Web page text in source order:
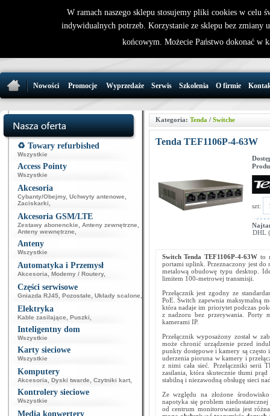
32 721 86
Nowości Promocje Wyprzedaże Serwis Szkolenia O firmie
♻️ Towary refurbished
Wszystkie
Access Pointy
Wszystkie
Akcesoria
Cybanty/Obejmy, Uchwyty antenowe
Zaciskarki
Akcesoria GSM/LTE
Zestawy abonenckie Anteny zewnętrzne
Anteny wewnętrzne
Anteny
Wszystkie
Automatyka i Przemysł
Akcesoria Modemy / Routery,
Części serwisowe
Gniazda RJ45 Pozostałe Układy scalone
Elektryka
Kable zasilające Puszki
Inteligentny dom
Wszystkie
Karty sieciowe
Wszystkie
Komputery
Akcesoria Dyski twarde Czytniki kart
Kontrolery sieciowe
Wszystkie
Media konwertery
Kategoria: Tenda / Switche
Tenda TEF1106P-4-63W
szt:
DHL
Switch TendaTEF1106P-4-63Wto
portami uplink. Przeznaczony jest
metalową obudowę typu desktop.
limitem 100-metrowej transmisji.
Przełącznik jest zgodny ze
PoE. Switch zapewnia maksymalną
która nadaje im priorytet podczas
z nadzoru bez przerywania. Porty
kamerami IP.
Przełącznik wyposażony został w
może chronić urządzenie przed
punkty dostępowe i kamery są
uderzenia pioruna w kamery i
z nimi cała sieć. Przełączniki serii
zasilania, która skutecznie tłumi
stabilną i niezawodną obsługę sieci
Ze względu na złożone
napotyka się problem
od centrum monitorowania jest
W ramach naszego sklepu stosujemy pliki cookies w celu
indywidualnych potrzeb. Korzystanie ze sklepu bez zmiany
końcowym. Możecie Państwo dokonać w